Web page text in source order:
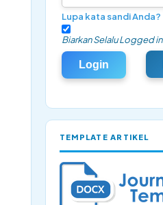
Lupa kata sandi Anda?
Biarkan Selalu Logged in
Login
TEMPLATE ARTIKEL